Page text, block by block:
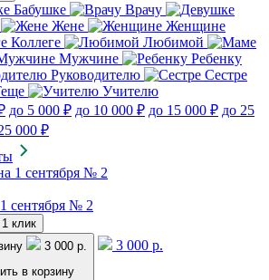
Бабушке
Врачу
Жене
Женщине
Коллеге
Любимой
Мужчине
Ребенку
Руководителю
Сестре
Учителю
до 5 000 ₽ до 10 000 ₽ до 15 000 ₽ до 25
000 ₽
сентября № 2
клик
3 000 р.
в корзину
3 000 р.